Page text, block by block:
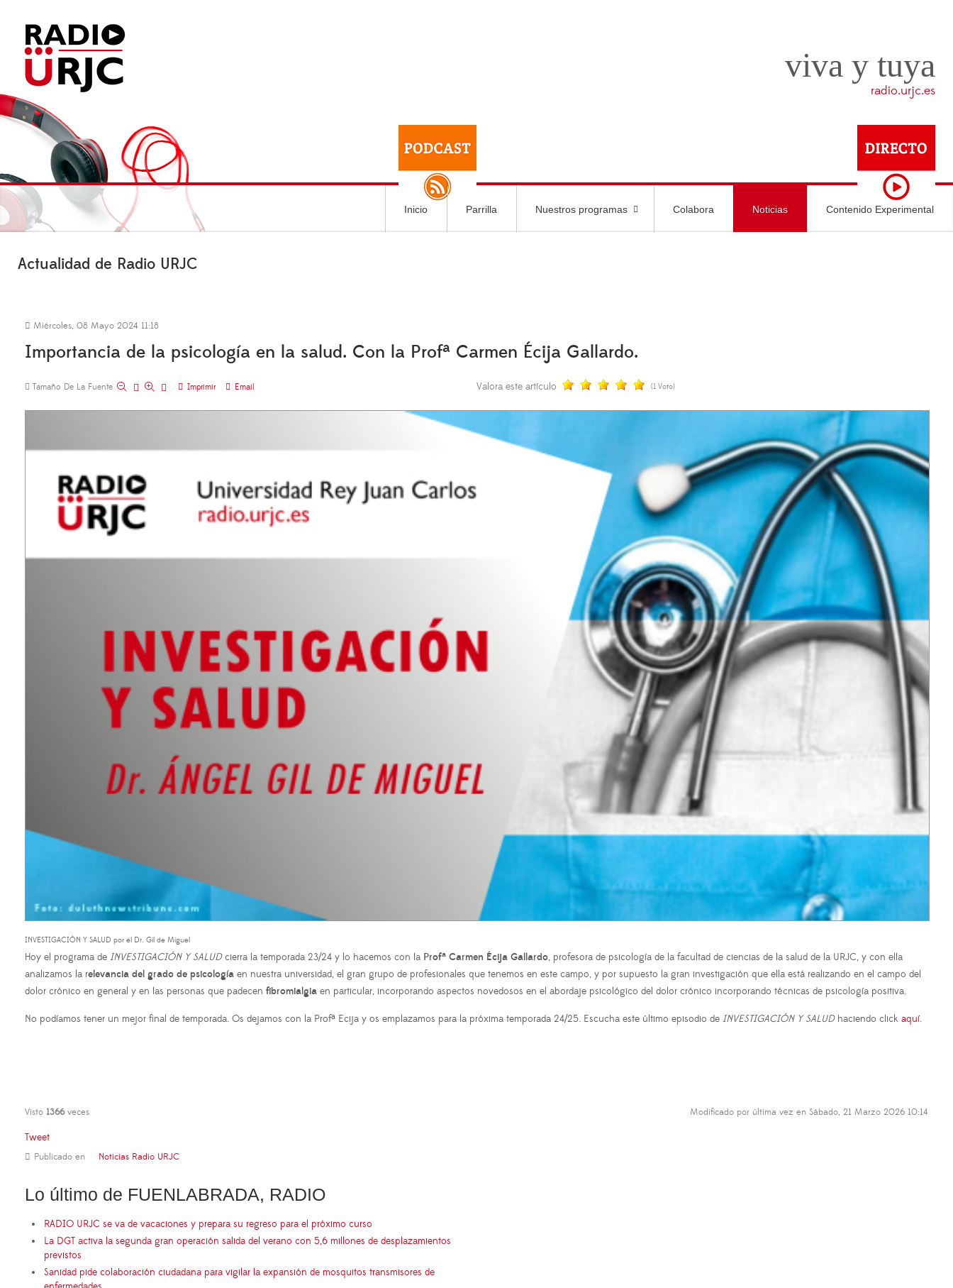
viva y tuya
radio.urjc.es
Inicio Parrilla Nuestros programas Colabora Noticias Contenido Experimental
Actualidad de Radio URJC
Miércoles, 08 Mayo 2024 11:18
Importancia de la psicología en la salud. Con la Profª Carmen Écija Gallardo.
Tamaño De La Fuente Imprimir Email Valora este artículo (1 Voto)
INVESTIGACIÓN Y SALUD por el Dr. Gil de Miguel
Hoy el programa de INVESTIGACIÓN Y SALUDcierra la temporada 23/24 y lo hacemos con la Profª Carmen Écija Gallardo, profesora de psicología de la facultad de ciencias de la salud de la URJC, y con ella
analizamos la relevancia del grado de psicología en nuestra universidad, el gran grupo de profesionales que tenemos en este campo, y por supuesto la gran investigación que ella está realizando en el campo del
dolor crónico en general y en las personas que padecen fibromialgia en particular, incorporando aspectos novedosos en el abordaje psicológico del dolor crónico incorporando técnicas de psicología positiva.
No podíamos tener un mejor final de temporada. Os dejamos con la Profª Ecija y os emplazamos para la próxima temporada 24/25. Escucha este último episodio de INVESTIGACIÓN Y SALUD haciendo click aquí.
Visto 1366veces Modificado por última vez en Sábado, 21 Marzo 2026 10:14
Tweet
Publicado en Noticias Radio URJC
Lo último de FUENLABRADA, RADIO
RADIO URJC se va de vacaciones y prepara su regreso para el próximo curso
La DGT activa la segunda gran operación salida del verano con 5,6 millones de desplazamientos
previstos
Sanidad pide colaboración ciudadana para vigilar la expansión de mosquitos transmisores de